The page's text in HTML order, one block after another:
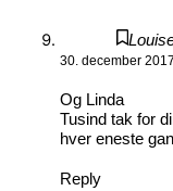
30. december
Og Linda
Tusind tak for
hver eneste
Reply